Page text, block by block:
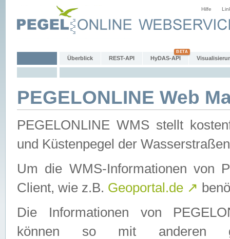
Hilfe
Überblick REST-API HyDAS-API
PEGELONLINE Web
PEGELONLINE WMS stellt
und Küstenpegel der
Um die WMS-Informationen von
Client, wie z.B. Geoportal.de ↗
Die Informationen von
können so mit anderen